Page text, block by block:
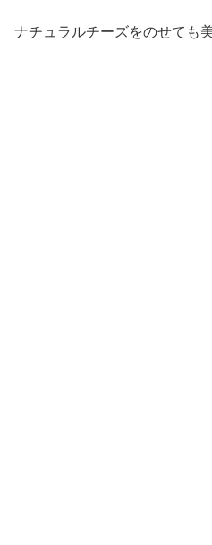
ナチュラルチーズをのせても